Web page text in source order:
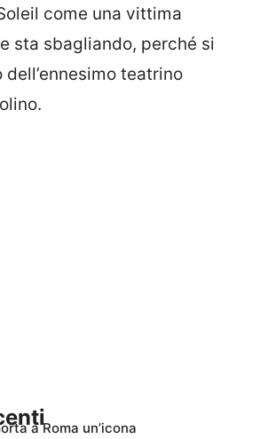
come una vittima
sta sbagliando, perché si
teatrino
a Roma un’icona